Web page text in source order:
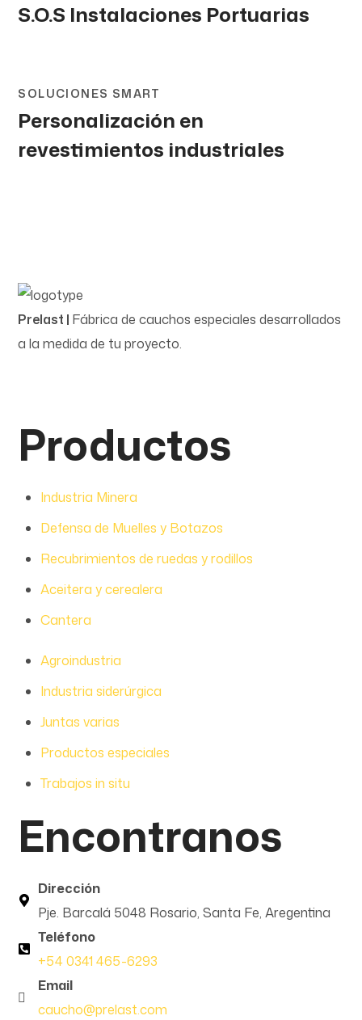
S.O.S Instalaciones Portuarias
SOLUCIONES SMART
Personalización en
revestimientos industriales
Prelast | Fábrica de cauchos especiales desarrollados
a la medida de tu proyecto.
Productos
Industria Minera
Defensa de Muelles y Botazos
Recubrimientos de ruedas y rodillos
Aceitera y cerealera
Cantera
Agroindustria
Industria siderúrgica
Juntas varias
Productos especiales
Trabajos in situ
Encontranos
Dirección
Pje. Barcalá 5048 Rosario, Santa Fe, Aregentina
Teléfono
+54 0341 465-6293
Email
caucho@prelast.com